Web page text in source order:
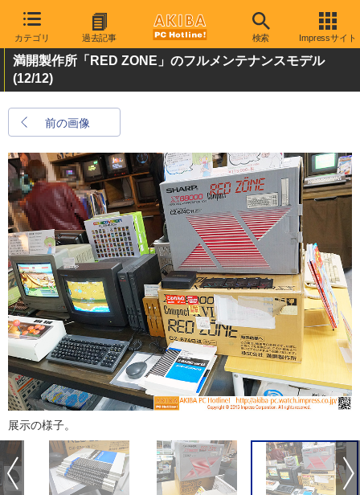
カテゴリ 過去記事 検索 Impressサイト
満開製作所「RED ZONE」のフルメンテナンスモデル
(12/12)
前の画像
展示の様子。